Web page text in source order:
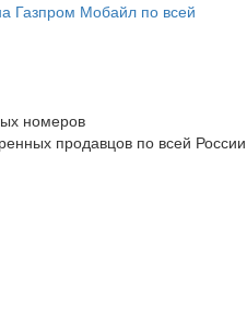
номеров
продавцов по всей России